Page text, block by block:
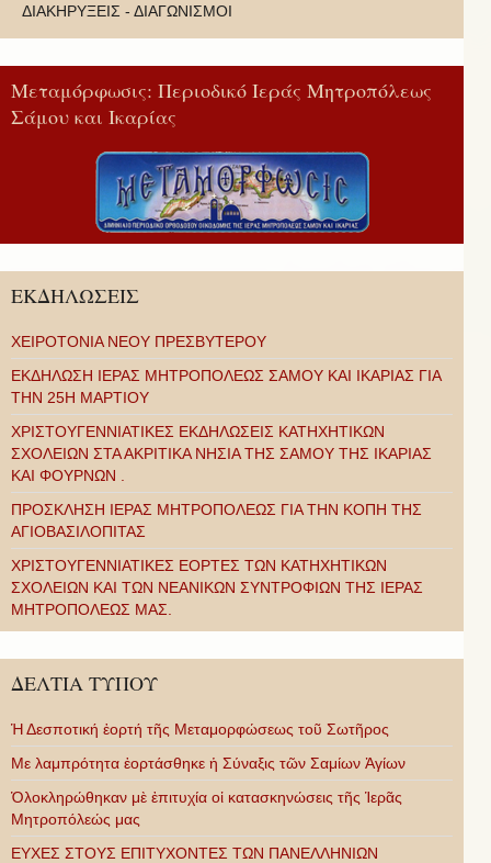
ΔΙΑΚΗΡΥΞΕΙΣ - ΔΙΑΓΩΝΙΣΜΟΙ
Μεταμόρφωσις: Περιοδικό Ιεράς Μητροπόλεως
Σάμου και Ικαρίας
ΕΚΔΗΛΩΣΕΙΣ
ΧΕΙΡΟΤΟΝΙΑ ΝΕΟΥ ΠΡΕΣΒΥΤΕΡΟΥ
ΕΚΔΗΛΩΣΗ ΙΕΡΑΣ ΜΗΤΡΟΠΟΛΕΩΣ ΣΑΜΟΥ ΚΑΙ ΙΚΑΡΙΑΣ ΓΙΑ
ΤΗΝ 25Η ΜΑΡΤΙΟΥ
ΧΡΙΣΤΟΥΓΕΝΝΙΑΤΙΚΕΣ ΕΚΔΗΛΩΣΕΙΣ ΚΑΤΗΧΗΤΙΚΩΝ
ΣΧΟΛΕΙΩΝ ΣΤΑ ΑΚΡΙΤΙΚΑ ΝΗΣΙΑ ΤΗΣ ΣΑΜΟΥ ΤΗΣ ΙΚΑΡΙΑΣ
ΚΑΙ ΦΟΥΡΝΩΝ .
ΠΡΟΣΚΛΗΣΗ ΙΕΡΑΣ ΜΗΤΡΟΠΟΛΕΩΣ ΓΙΑ ΤΗΝ ΚΟΠΗ ΤΗΣ
ΑΓΙΟΒΑΣΙΛΟΠΙΤΑΣ
ΧΡΙΣΤΟΥΓΕΝΝΙΑΤΙΚΕΣ ΕΟΡΤΕΣ ΤΩΝ ΚΑΤΗΧΗΤΙΚΩΝ
ΣΧΟΛΕΙΩΝ ΚΑΙ ΤΩΝ ΝΕΑΝΙΚΩΝ ΣΥΝΤΡΟΦΙΩΝ ΤΗΣ ΙΕΡΑΣ
ΜΗΤΡΟΠΟΛΕΩΣ ΜΑΣ.
ΔΕΛΤΙΑ ΤΥΠΟΥ
Ἡ Δεσποτική ἑορτή τῆς Μεταμορφώσεως τοῦ Σωτῆρος
Με λαμπρότητα ἑορτάσθηκε ἡ Σύναξις τῶν Σαμίων Ἁγίων
Ὁλοκληρώθηκαν μὲ ἐπιτυχία οἱ κατασκηνώσεις τῆς Ἱερᾶς
Μητροπόλεώς μας
ΕΥΧΕΣ ΣΤΟΥΣ ΕΠΙΤΥΧΟΝΤΕΣ ΤΩΝ ΠΑΝΕΛΛΗΝΙΩΝ